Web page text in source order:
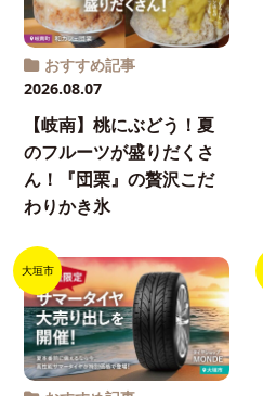
おすすめ記事
2026.08.07
【岐南】桃にぶどう！夏
のフルーツが盛りだくさ
ん！『団栗』の贅沢こだ
わりかき氷
大垣市